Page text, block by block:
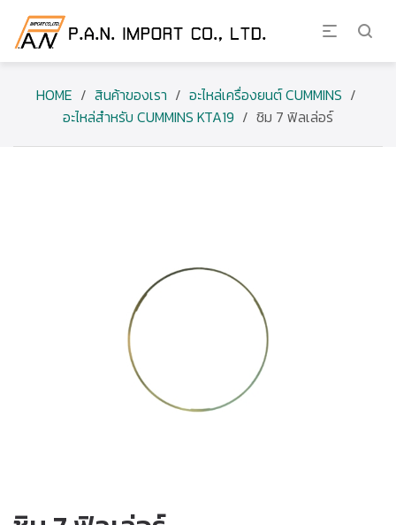
HOME / สินค้าของเรา / อะไหล่เครื่องยนต์ CUMMINS /
อะไหล่สำหรับ CUMMINS KTA19 / ชิม 7 ฟิลเล่อร์